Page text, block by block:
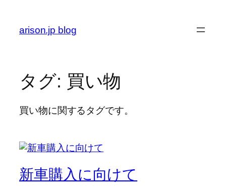
arison.jp blog
タグ: 買い物
買い物に関するタグです。
新車購入に向けて